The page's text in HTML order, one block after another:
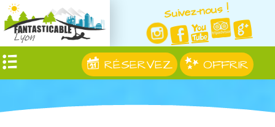
Suivez-nous !
RÉSERVEZ OFFRIR